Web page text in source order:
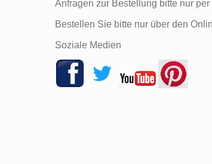
Anfragen zur Bestellung bitte nur per
Bestellen Sie bitte nur über den
Soziale Medien